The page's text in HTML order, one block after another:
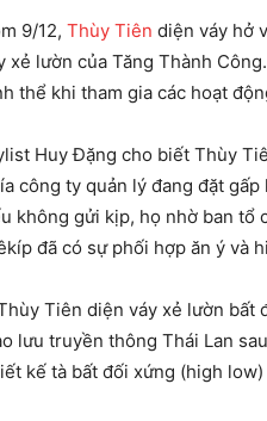
9/12, Thùy Tiên diện váy hở
xẻ lườn của Tăng Thành
thể khi tham gia các hoạt
Huy Đặng cho biết Thùy
công ty quản lý đang đặt
không gửi kịp, họ nhờ ban tổ
đã có sự phối hợp ăn ý và
kế tà bất đối xứng (high